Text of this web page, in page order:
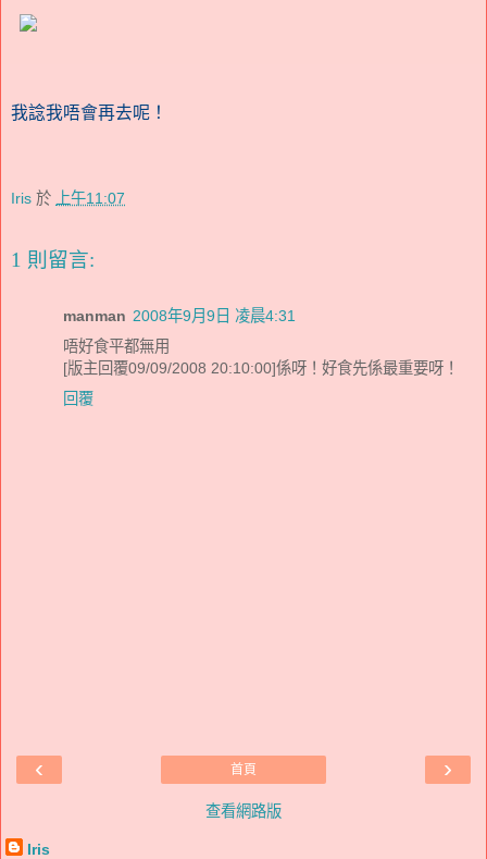
我諗我唔會再去呢！
Iris 於 上午11:07
1 則留言:
manman 2008年9月9日 凌晨4:31
唔好食平都無用
[版主回覆09/09/2008 20:10:00]係呀！好食先係最重要呀！
回覆
‹ ›
首頁
查看網路版
Iris